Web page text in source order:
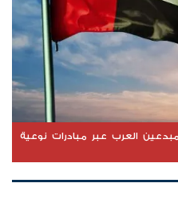
العرب عبر مبادرات نوعية